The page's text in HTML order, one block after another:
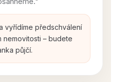
vyřídíme předschválení
– budete
půjčí.